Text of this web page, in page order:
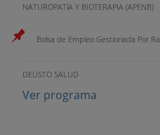
NATUROPATíA Y BIOTERAPIA (APENB)
Bolsa de Empleo Gestionada Por
DEUSTO SALUD
Ver programa